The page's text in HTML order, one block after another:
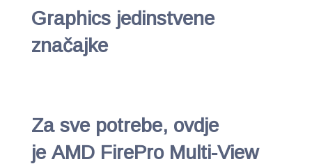
Graphics jedinstvene
značajke
Za sve potrebe, ovdje
je AMD FirePro Multi-View